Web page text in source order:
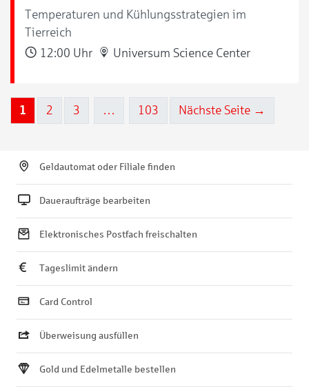
Temperaturen und Kühlungsstrategien im
Tierreich
12:00 Uhr
Universum Science Center
1 2 3 … 103 Nächste Seite →
Geldautomat oder Filiale finden
Daueraufträge bearbeiten
Elektronisches Postfach freischalten
Tageslimit ändern
Card Control
Überweisung ausfüllen
Gold und Edelmetalle bestellen